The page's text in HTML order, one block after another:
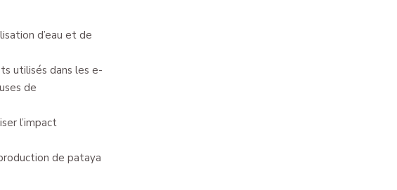
d’eau et de
utilisés dans les e-
de
l’impact
de pataya